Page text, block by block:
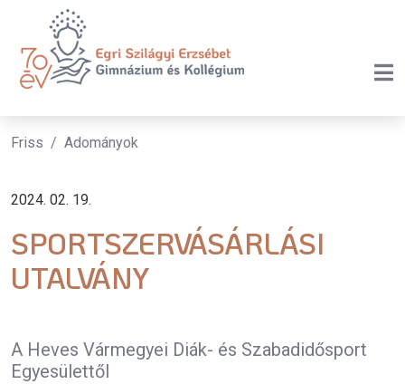
Friss Adományok
2024. 02. 19.
SPORTSZERVÁSÁRLÁSI
UTALVÁNY
A Heves Vármegyei Diák- és Szabadidősport
Egyesülettől